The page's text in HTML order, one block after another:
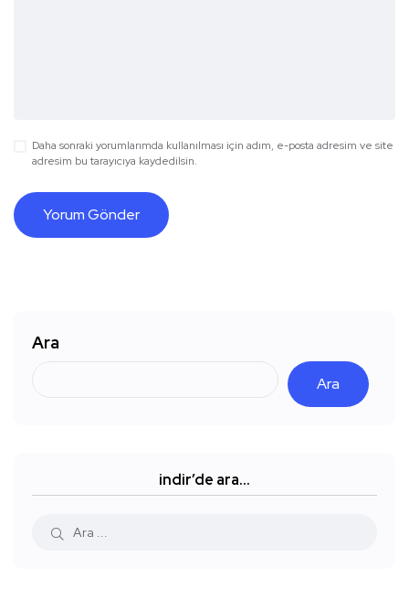
Daha sonraki yorumlarımda kullanılması için adım, e-posta adresim ve site
adresim bu tarayıcıya kaydedilsin.
Ara
Ara
indir’de ara…